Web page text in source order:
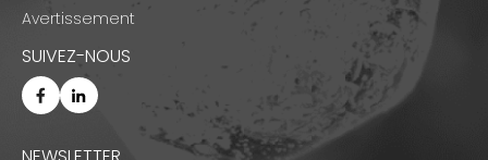
Avertissement
SUIVEZ-NOUS